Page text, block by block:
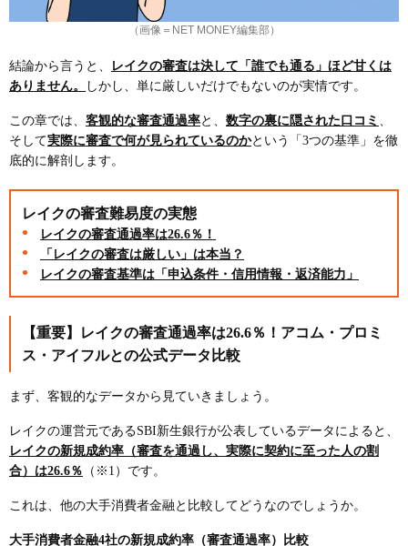
（画像＝NET MONEY編集部）
結論から言うと、
レイクの審査は決して「誰でも通る」ほど甘くは
ありません。
しかし、単に厳しいだけでもないのが実情です。
この章では、 客観的な審査通過率と、 数字の裏に隠された口コミ 、
そして実際に審査で何が見られているのかという「3つの基準」を徹
底的に解剖します。
レイクの審査難易度の実態
レイクの審査通過率は26.6％！
「レイクの審査は厳しい」は本当？
レイクの審査基準は「申込条件・信用情報・返済能力」
【重要】レイクの審査通過率は26.6％！アコム・プロミ
ス・アイフルとの公式データ比較
まず、客観的なデータから見ていきましょう。
レイクの運営元であるSBI新生銀行が公表しているデータによると、
レイクの新規成約率（審査を通過し、実際に契約に至った人の割
合）は26.6％ （※1）です。
これは、他の大手消費者金融と比較してどうなのでしょうか。
大手消費者金融4社の新規成約率（審査通過率）比較